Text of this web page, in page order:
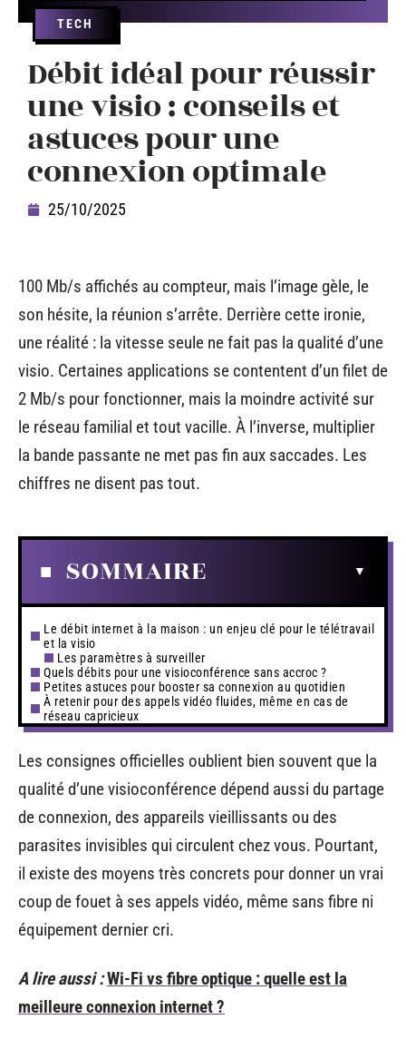
TECH
Débit idéal pour réussir
une visio : conseils et
astuces pour une
connexion optimale
25/10/2025
100 Mb/s affichés au compteur, mais l’image gèle, le
son hésite, la réunion s’arrête. Derrière cette ironie,
une réalité : la vitesse seule ne fait pas la qualité d’une
visio. Certaines applications se contentent d’un filet de
2 Mb/s pour fonctionner, mais la moindre activité sur
le réseau familial et tout vacille. À l’inverse, multiplier
la bande passante ne met pas fin aux saccades. Les
chiffres ne disent pas tout.
SOMMAIRE
Le débit internet à la maison : un enjeu clé pour le télétravail
et la visio
Les paramètres à surveiller
Quels débits pour une visioconférence sans accroc ?
Petites astuces pour booster sa connexion au quotidien
À retenir pour des appels vidéo fluides, même en cas de
réseau capricieux
Les consignes officielles oublient bien souvent que la
qualité d’une visioconférence dépend aussi du partage
de connexion, des appareils vieillissants ou des
parasites invisibles qui circulent chez vous. Pourtant,
il existe des moyens très concrets pour donner un vrai
coup de fouet à ses appels vidéo, même sans fibre ni
équipement dernier cri.
A lire aussi :Wi-Fi vs fibre optique : quelle est la
meilleure connexion internet ?